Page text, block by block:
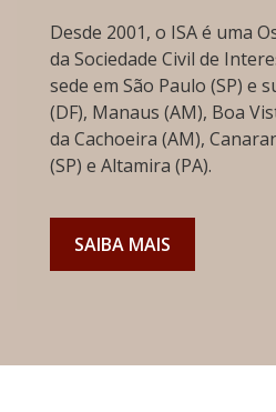
Desde 2001, o ISA é uma
da Sociedade Civil de
sede em São Paulo (SP) e
(DF), Manaus (AM), Boa
da Cachoeira (AM),
(SP) e Altamira (PA).
SAIBA MAIS